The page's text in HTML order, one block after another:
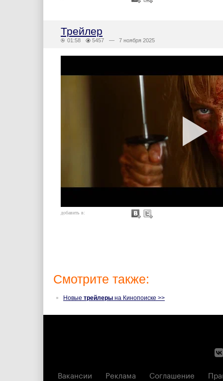
Трейлер
01:58 5457 — 7 ноября 2025
добавить в:
Смотрите также:
Новые трейлеры на Кинопоиске >>
Вакансии Реклама Соглашение